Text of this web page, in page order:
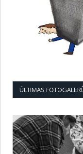
ÚLTIMAS